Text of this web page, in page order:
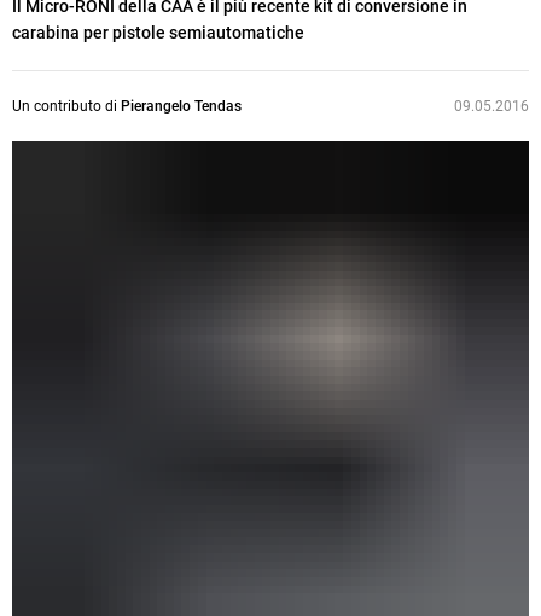
Il Micro-RONI della CAA è il più recente kit di conversione in
carabina per pistole semiautomatiche
Un contributo di Pierangelo Tendas 09.05.2016